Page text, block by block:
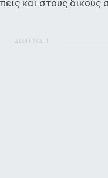
και στους δικούς
ΔΙΑΦΗΜΙΣΗ